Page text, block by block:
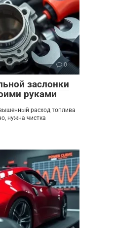
0
заслонки
руками
расход топлива
нужна чистка